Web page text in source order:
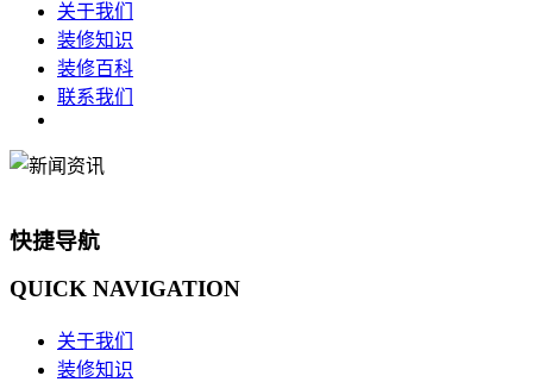
关于我们
装修知识
装修百科
联系我们
快捷导航
QUICK NAVIGATION
关于我们
装修知识